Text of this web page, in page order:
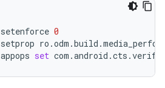
setenforce 0
setprop
appops set